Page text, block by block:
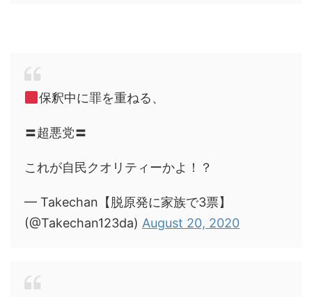
保釈中に罪を重ねる、
〓超悪党〓
これが自民クオリティーかよ！？
— Takechan【脱原発に家族で3票】
(@Takechan123da) August 20, 2020